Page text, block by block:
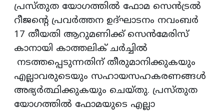
പ്രസ്തുത യോഗത്തിൽ ഫോമ സെൻട്രൽ
റീജന്റെ പ്രവർത്തന ഉദ്ഘാടനം നവംബർ
17 തീയതി ആറുമണിക്ക് സെൻമേരിസ്
കാനായി കാത്തലിക് ചർച്ചിൽ
നടത്തപ്പെടുന്നതിന് തീരുമാനിക്കുകയും
എല്ലാവരുടെയും സഹായസഹകരണങ്ങൾ
അഭ്യർത്ഥിക്കുകയും ചെയ്തു. പ്രസ്തുത
യോഗത്തിൽ ഫോമയുടെ എല്ലാ